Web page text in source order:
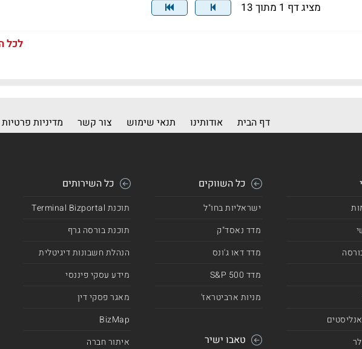
מציג דף 1 מתוך 13
לכל
דף הבית אודותינו תנאי שימוש צור קשר מדיניות פרטיות
כל השווקים
ישראליות בחו"ל
מדד נאסד"ק
מדד דאו ג'ונס
מדד 500 S&P
מניות ארביטראז'
טאבו ישיר
כל השירותים
תוכנת Terminal Bizportal
תוכנת בורסה גרף
הנהלת חשבונות דיגיטלית
מידע עסקי פיננסי
מאגר פסקי דין
BizMap
איתור חברה